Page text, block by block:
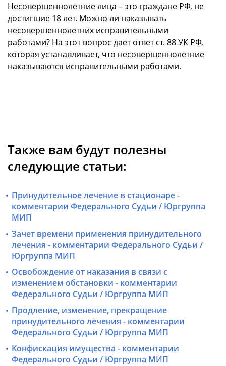
Несовершеннолетние лица – это граждане РФ, не
достигшие 18 лет. Можно ли наказывать
несовершеннолетних исправительными
работами? На этот вопрос дает ответ ст. 88 УК РФ,
которая устанавливает, что несовершеннолетние
наказываются исправительными работами.
Также вам будут полезны
следующие статьи:
Принудительное лечение в стационаре -
комментарии Федерального Судьи / Юргруппа
МИП
Зачет времени применения принудительного
лечения - комментарии Федерального Судьи /
Юргруппа МИП
Освобождение от наказания в связи с
изменением обстановки - комментарии
Федерального Судьи / Юргруппа МИП
Продление, изменение, прекращение
принудительного лечения - комментарии
Федерального Судьи / Юргруппа МИП
Конфискация имущества - комментарии
Федерального Судьи / Юргруппа МИП